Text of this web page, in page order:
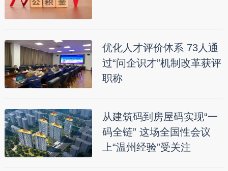
优化人才评价体系 73人通
过“问企识才”机制改革获评
职称
从建筑码到房屋码实现“一
码全链” 这场全国性会议
上“温州经验”受关注